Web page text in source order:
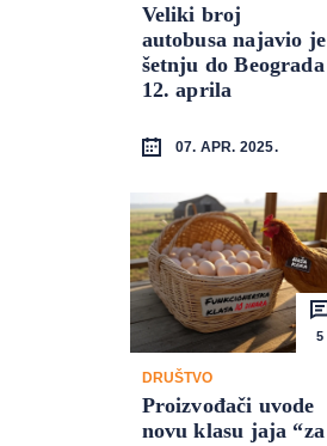
Veliki broj
autobusa najavio je
šetnju do Beograda
12. aprila
07. APR. 2025.
5
DRUŠTVO
Proizvođači uvode
novu klasu jaja “za